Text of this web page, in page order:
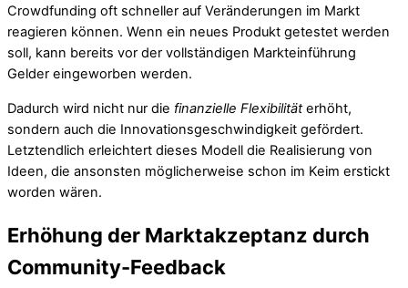
Crowdfunding oft schneller auf Veränderungen im Markt
reagieren können. Wenn ein neues Produkt getestet werden
soll, kann bereits vor der vollständigen Markteinführung
Gelder eingeworben werden.
Dadurch wird nicht nur die finanzielle Flexibilitäterhöht,
sondern auch die Innovationsgeschwindigkeit gefördert.
Letztendlich erleichtert dieses Modell die Realisierung von
Ideen, die ansonsten möglicherweise schon im Keim erstickt
worden wären.
Erhöhung der Marktakzeptanz durch
Community-Feedback